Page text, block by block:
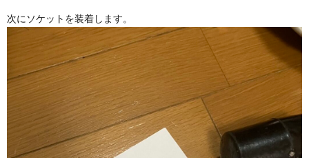
次にソケットを装着します。